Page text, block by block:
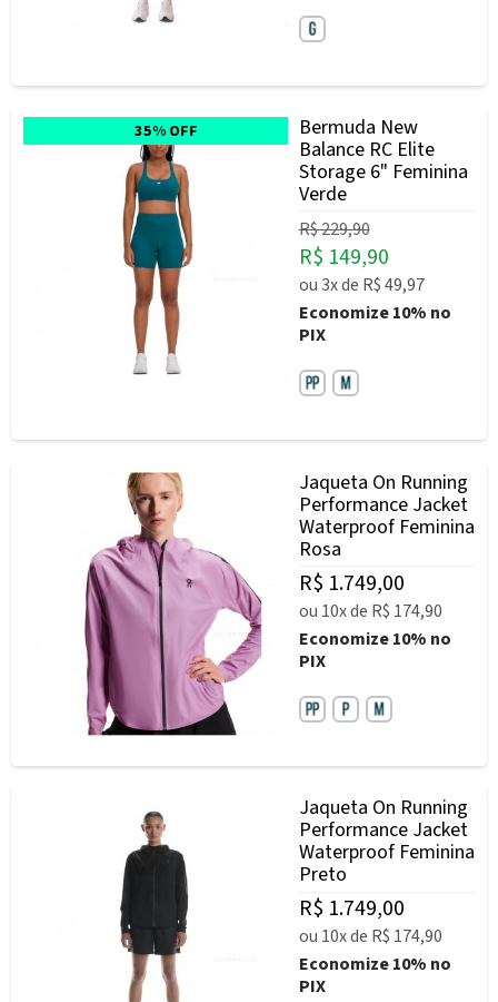
35% OFF
Bermuda New
Balance RC Elite
Storage 6" Feminina
Verde
R$ 229,90
R$ 149,90
ou3xde R$ 49,97
Economize10% no
PIX
Jaqueta On Running
Performance Jacket
Waterproof Feminina
Rosa
R$ 1.749,00
ou 10xde R$ 174,90
Economize10% no
PIX
Jaqueta On Running
Performance Jacket
Waterproof Feminina
Preto
R$ 1.749,00
ou 10xde R$ 174,90
Economize10% no
PIX